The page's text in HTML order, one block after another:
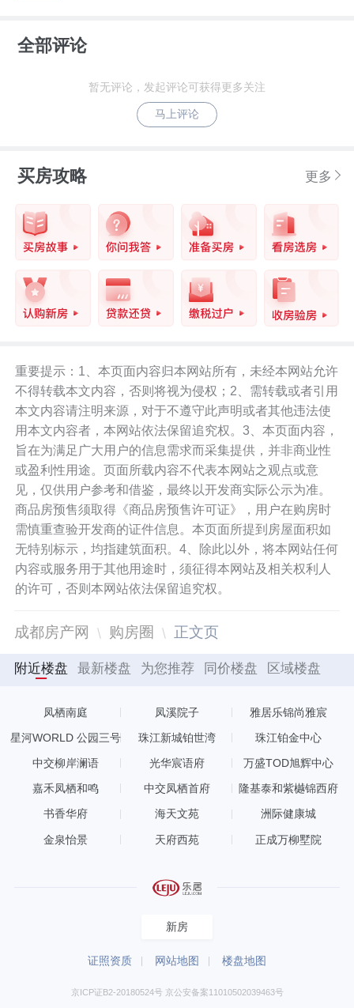
全部评论
暂无评论，发起评论可获得更多关注
马上评论
买房攻略 更多
重要提示：1、本页面内容归本网站所有，未经本网站允许
不得转载本文内容，否则将视为侵权；2、需转载或者引用
本文内容请注明来源，对于不遵守此声明或者其他违法使
用本文内容者，本网站依法保留追究权。3、本页面内容，
旨在为满足广大用户的信息需求而采集提供，并非商业性
或盈利性用途。页面所载内容不代表本网站之观点或意
见，仅供用户参考和借鉴，最终以开发商实际公示为准。
商品房预售须取得《商品房预售许可证》，用户在购房时
需慎重查验开发商的证件信息。本页面所提到房屋面积如
无特别标示，均指建筑面积。4、除此以外，将本网站任何
内容或服务用于其他用途时，须征得本网站及相关权利人
的许可，否则本网站依法保留追究权。
成都房产网 购房圈 正文页
附近楼盘 最新楼盘 为您推荐 同价楼盘 区域楼盘
凤栖南庭 凤溪院子 雅居乐锦尚雅宸
星河WORLD 公园三号 珠江新城铂世湾 珠江铂金中心
中交柳岸澜语 光华宸语府 万盛TOD旭辉中心
嘉禾凤栖和鸣 中交凤栖首府 隆基泰和紫樾锦西府
书香华府 海天文苑 洲际健康城
金泉怡景 天府西苑 正成万柳墅院
新房
证照资质 网站地图 楼盘地图
京ICP证B2-20180524号 京公安备案11010502039463号